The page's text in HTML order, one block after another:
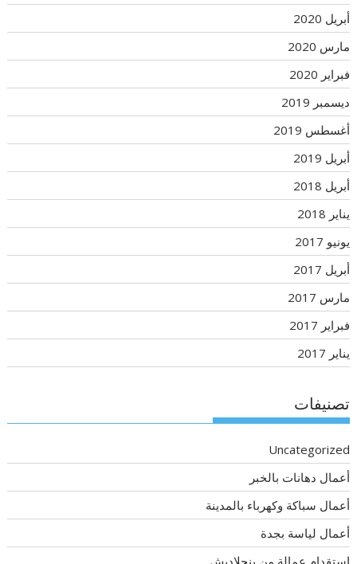
أبريل 2020
مارس 2020
فبراير 2020
ديسمبر 2019
أغسطس 2019
أبريل 2019
أبريل 2018
يناير 2018
يونيو 2017
أبريل 2017
مارس 2017
فبراير 2017
يناير 2017
تصنيفات
Uncategorized
أعمال دهانات بالخبر
أعمال سباكة وكهرباء بالمدينة
أعمال لياسة بجدة